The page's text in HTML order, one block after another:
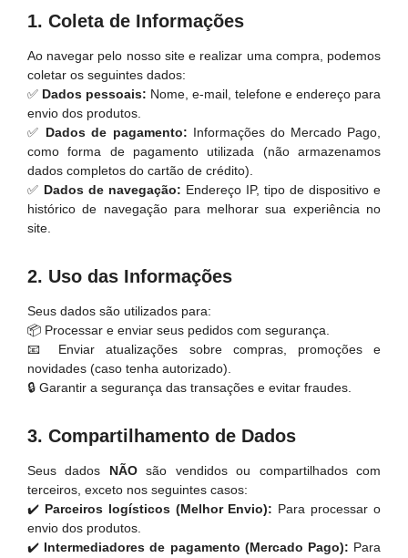
1. Coleta de Informações
Ao navegar pelo nosso site e realizar uma compra, podemos
coletar os seguintes dados:
✅ Dados pessoais: Nome, e-mail, telefone e endereço para
envio dos produtos.
✅ Dados de pagamento: Informações do Mercado Pago,
como forma de pagamento utilizada (não armazenamos
dados completos do cartão de crédito).
✅ Dados de navegação: Endereço IP, tipo de dispositivo e
histórico de navegação para melhorar sua experiência no
site.
2. Uso das Informações
Seus dados são utilizados para:
📦 Processar e enviar seus pedidos com segurança.
📧 Enviar atualizações sobre compras, promoções e
novidades (caso tenha autorizado).
🔒 Garantir a segurança das transações e evitar fraudes.
3. Compartilhamento de Dados
Seus dados NÃOsão vendidos ou compartilhados com
terceiros, exceto nos seguintes casos:
✔️ Parceiros logísticos (Melhor Envio): Para processar o
envio dos produtos.
✔️ Intermediadores de pagamento (Mercado Pago): Para